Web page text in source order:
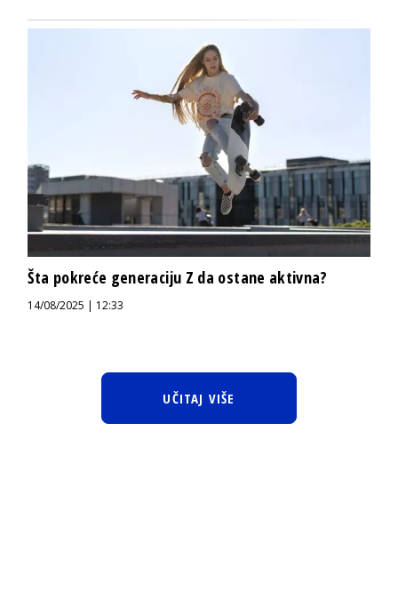
Šta pokreće generaciju Z da ostane aktivna?
14/08/2025 | 12:33
UČITAJ VIŠE